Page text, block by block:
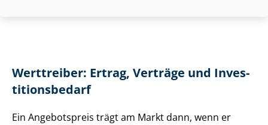
Werttreiber: Ertrag, Verträge und In­ves­
ti­ti­ons­be­darf
Ein Angebotspreis trägt am Markt dann, wenn er